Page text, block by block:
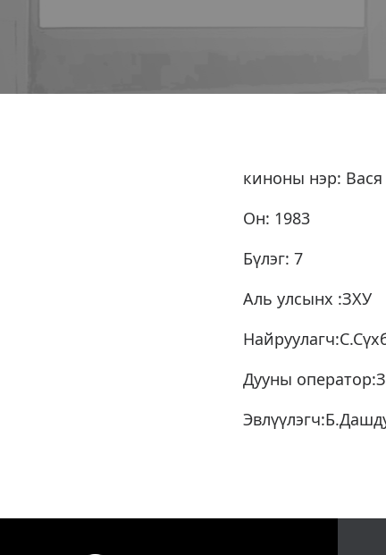
киноны нэр: Вася
Он: 1983
Бүлэг: 7
Аль улсынх :ЗХУ
Дууны